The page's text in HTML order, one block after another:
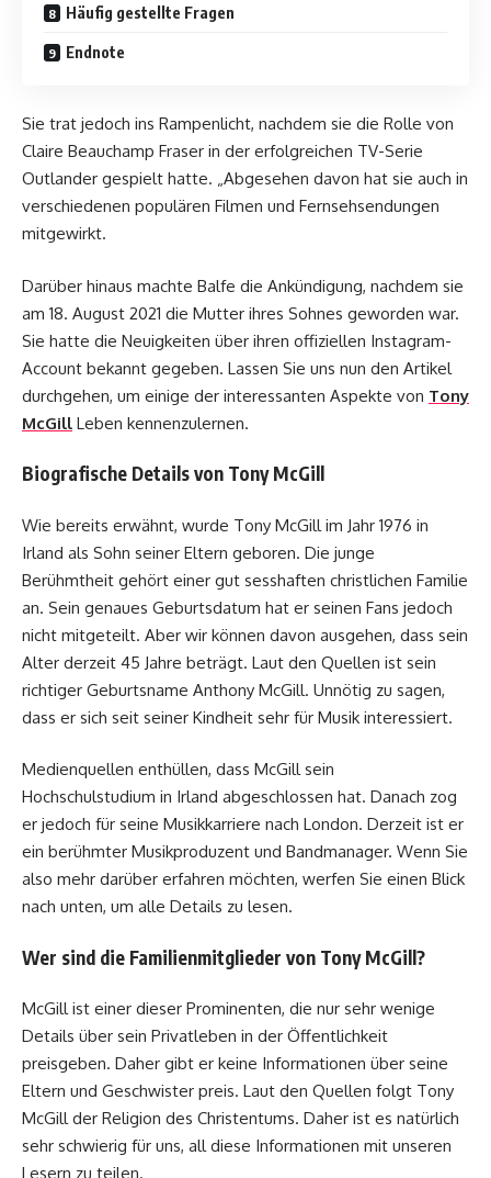
Häufig gestellte Fragen
Endnote
Sie trat jedoch ins Rampenlicht, nachdem sie die Rolle von
Claire Beauchamp Fraser in der erfolgreichen TV-Serie
Outlander gespielt hatte. „Abgesehen davon hat sie auch in
verschiedenen populären Filmen und Fernsehsendungen
mitgewirkt.
Darüber hinaus machte Balfe die Ankündigung, nachdem sie
am 18. August 2021 die Mutter ihres Sohnes geworden war.
Sie hatte die Neuigkeiten über ihren offiziellen Instagram-
Account bekannt gegeben. Lassen Sie uns nun den Artikel
durchgehen, um einige der interessanten Aspekte von Tony
McGill Leben kennenzulernen.
Biografische Details von Tony McGill
Wie bereits erwähnt, wurde Tony McGill im Jahr 1976 in
Irland als Sohn seiner Eltern geboren. Die junge
Berühmtheit gehört einer gut sesshaften christlichen Familie
an. Sein genaues Geburtsdatum hat er seinen Fans jedoch
nicht mitgeteilt. Aber wir können davon ausgehen, dass sein
Alter derzeit 45 Jahre beträgt. Laut den Quellen ist sein
richtiger Geburtsname Anthony McGill. Unnötig zu sagen,
dass er sich seit seiner Kindheit sehr für Musik interessiert.
Medienquellen enthüllen, dass McGill sein
Hochschulstudium in Irland abgeschlossen hat. Danach zog
er jedoch für seine Musikkarriere nach London. Derzeit ist er
ein berühmter Musikproduzent und Bandmanager. Wenn Sie
also mehr darüber erfahren möchten, werfen Sie einen Blick
nach unten, um alle Details zu lesen.
Wer sind die Familienmitglieder von Tony McGill?
McGill ist einer dieser Prominenten, die nur sehr wenige
Details über sein Privatleben in der Öffentlichkeit
preisgeben. Daher gibt er keine Informationen über seine
Eltern und Geschwister preis. Laut den Quellen folgt Tony
McGill der Religion des Christentums. Daher ist es natürlich
sehr schwierig für uns, all diese Informationen mit unseren
Lesern zu teilen.